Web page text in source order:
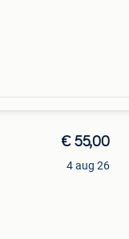
€ 55,00
4 aug 26